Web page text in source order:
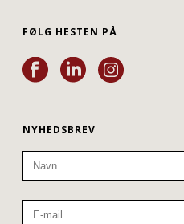
FØLG HESTEN PÅ
NYHEDSBREV